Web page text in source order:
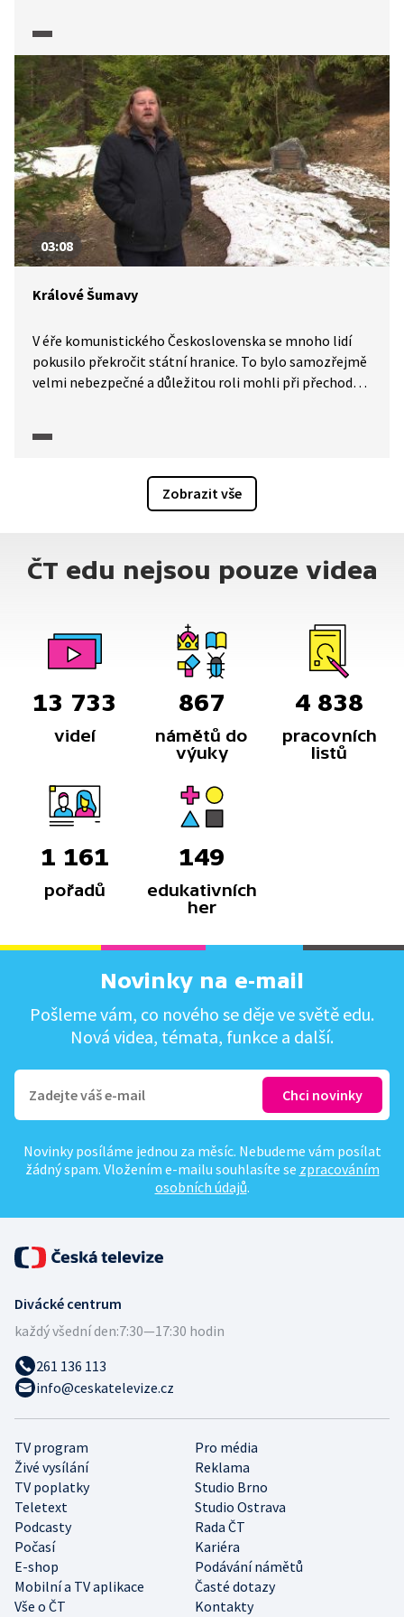
03:08
Králové Šumavy
V éře komunistického Československa se mnoho lidí
pokusilo překročit státní hranice. To bylo samozřejmě
velmi nebezpečné a důležitou roli mohli při přechodu
Ačkoli si mnozí možná myslí, že král Šumavy byl pouze
Zobrazit vše
ČT edu nejsou pouze videa
13 733
videí
867
námětů do
výuky
4 838
pracovních
listů
1 161
pořadů
149
edukativních
her
Novinky na e-mail
Pošleme vám, co nového se děje ve světě edu.
Nová videa, témata, funkce a další.
Novinky posíláme jednou za měsíc. Nebudeme vám posílat
žádný spam. Vložením e-mailu souhlasíte se zpracováním
osobních údajů.